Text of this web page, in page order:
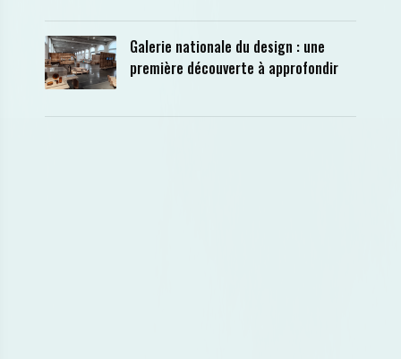
Galerie nationale du design : une
première découverte à approfondir